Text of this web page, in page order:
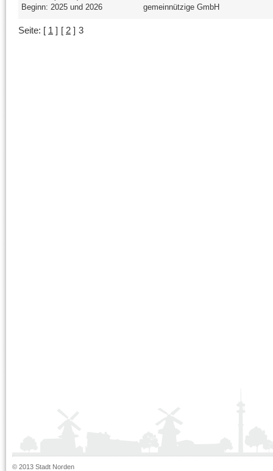
Beginn: 2025 und 2026
gemeinnützige GmbH
Seite: [ 1 ] [ 2 ] 3
© 2013 Stadt Norden